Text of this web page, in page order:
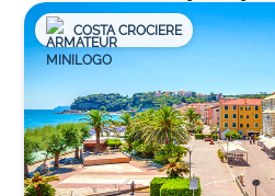
COSTA CROCIERE